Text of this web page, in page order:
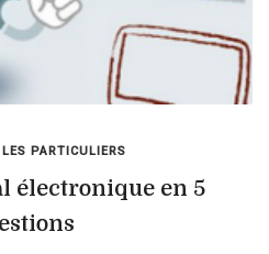
PARTICULIERS
électronique en 5